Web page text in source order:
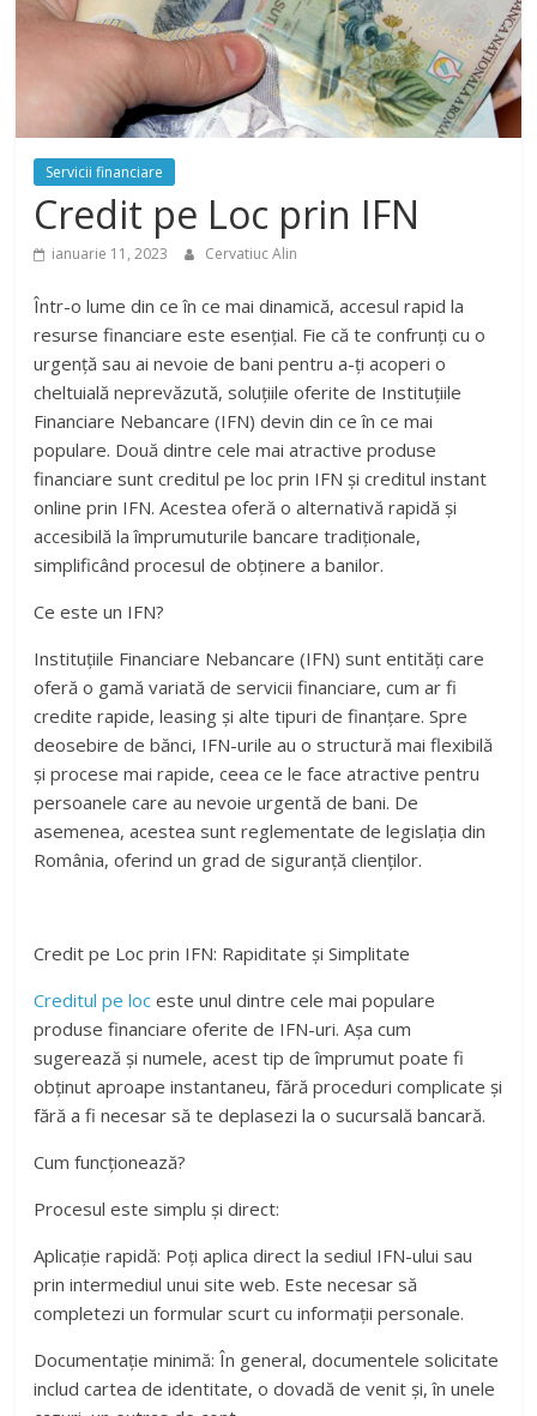
Servicii financiare
Credit pe Loc prin IFN
ianuarie 11, 2023 Cervatiuc Alin
Într-o lume din ce în ce mai dinamică, accesul rapid la
resurse financiare este esențial. Fie că te confrunți cu o
urgență sau ai nevoie de bani pentru a-ți acoperi o
cheltuială neprevăzută, soluțiile oferite de Instituțiile
Financiare Nebancare (IFN) devin din ce în ce mai
populare. Două dintre cele mai atractive produse
financiare sunt creditul pe loc prin IFN și creditul instant
online prin IFN. Acestea oferă o alternativă rapidă și
accesibilă la împrumuturile bancare tradiționale,
simplificând procesul de obținere a banilor.
Ce este un IFN?
Instituțiile Financiare Nebancare (IFN) sunt entități care
oferă o gamă variată de servicii financiare, cum ar fi
credite rapide, leasing și alte tipuri de finanțare. Spre
deosebire de bănci, IFN-urile au o structură mai flexibilă
și procese mai rapide, ceea ce le face atractive pentru
persoanele care au nevoie urgentă de bani. De
asemenea, acestea sunt reglementate de legislația din
România, oferind un grad de siguranță clienților.
Credit pe Loc prin IFN: Rapiditate și Simplitate
Creditul pe loc este unul dintre cele mai populare
produse financiare oferite de IFN-uri. Așa cum
sugerează și numele, acest tip de împrumut poate fi
obținut aproape instantaneu, fără proceduri complicate și
fără a fi necesar să te deplasezi la o sucursală bancară.
Cum funcționează?
Procesul este simplu și direct:
Aplicație rapidă: Poți aplica direct la sediul IFN-ului sau
prin intermediul unui site web. Este necesar să
completezi un formular scurt cu informații personale.
Documentație minimă: În general, documentele solicitate
includ cartea de identitate, o dovadă de venit și, în unele